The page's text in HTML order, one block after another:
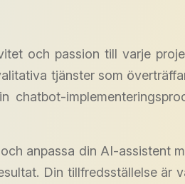
och passion till varje
tjänster som
anpassa din AI-assistent
Din tillfredsställelse är